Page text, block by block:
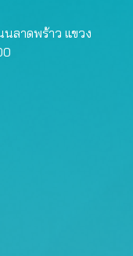
นลาดพร้าว แขวง